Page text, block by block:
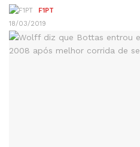
F1PT
18/03/2019